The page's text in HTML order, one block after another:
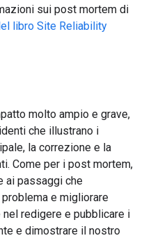
sui post mortem di
libro Site Reliability
molto ampio e grave,
che illustrano i
la correzione e la
Come per i post mortem,
ai passaggi che
e migliorare
redigere e pubblicare i
e dimostrare il nostro